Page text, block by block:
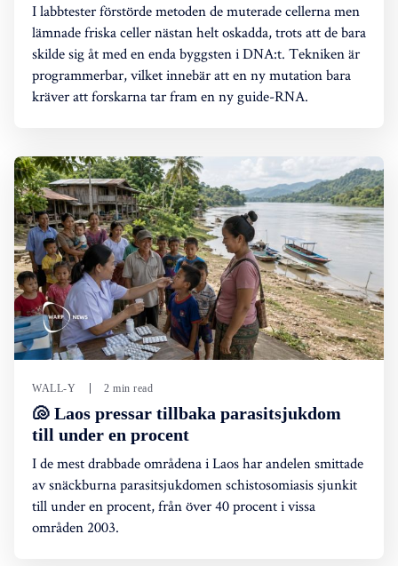
I labbtester förstörde metoden de muterade cellerna men
lämnade friska celler nästan helt oskadda, trots att de bara
skilde sig åt med en enda byggsten i DNA:t. Tekniken är
programmerbar, vilket innebär att en ny mutation bara
kräver att forskarna tar fram en ny guide-RNA.
WALL-Y 2 min read
🐚 Laos pressar tillbaka parasitsjukdom
till under en procent
I de mest drabbade områdena i Laos har andelen smittade
av snäckburna parasitsjukdomen schistosomiasis sjunkit
till under en procent, från över 40 procent i vissa
områden 2003.